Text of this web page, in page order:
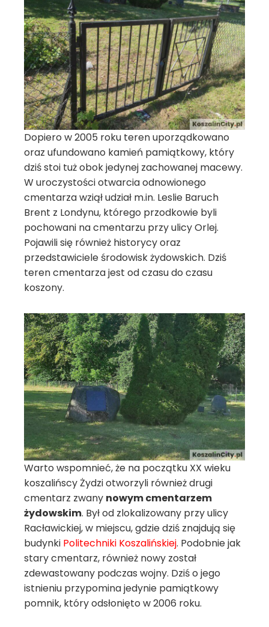
Dopiero w 2005 roku teren uporządkowano
oraz ufundowano kamień pamiątkowy, który
dziś stoi tuż obok jedynej zachowanej macewy.
W uroczystości otwarcia odnowionego
cmentarza wziął udział m.in. Leslie Baruch
Brent z Londynu, którego przodkowie byli
pochowani na cmentarzu przy ulicy Orlej.
Pojawili się również historycy oraz
przedstawiciele środowisk żydowskich. Dziś
teren cmentarza jest od czasu do czasu
koszony.
Warto wspomnieć, że na początku XX wieku
koszalińscy Żydzi otworzyli również drugi
cmentarz zwany nowym cmentarzem
żydowskim. Był od zlokalizowany przy ulicy
Racławickiej, w miejscu, gdzie dziś znajdują się
budynki Politechniki Koszalińskiej. Podobnie jak
stary cmentarz, również nowy został
zdewastowany podczas wojny. Dziś o jego
istnieniu przypomina jedynie pamiątkowy
pomnik, który odsłonięto w 2006 roku.